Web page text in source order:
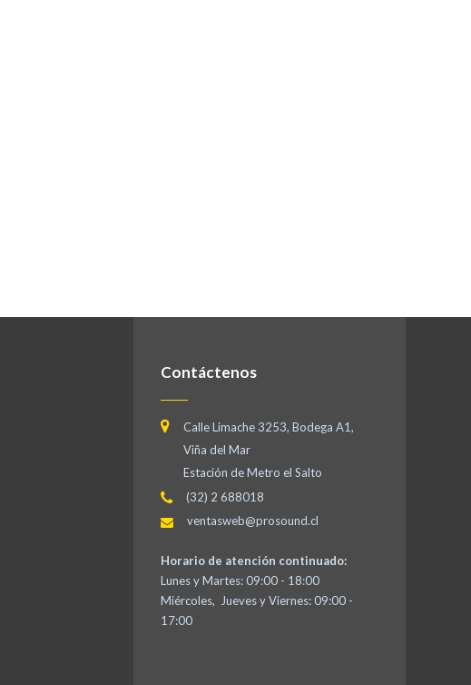
Contáctenos
Calle Limache 3253, Bodega A1,
Viña del Mar
Estación de Metro el Salto
(32) 2 688018
ventasweb@prosound.cl
Horario de atención continuado:
Lunes y Martes: 09:00 - 18:00
Miércoles, Jueves y Viernes: 09:00 -
17:00